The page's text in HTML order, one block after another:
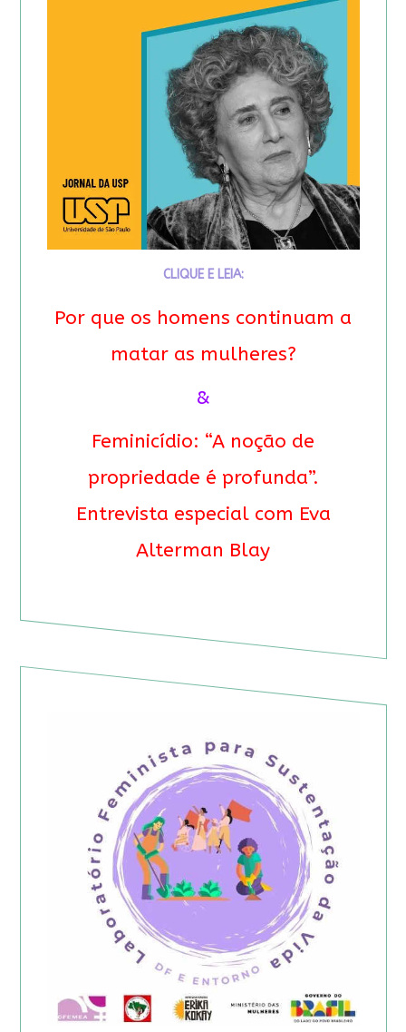
CLIQUE E LEIA:
Por que os homens continuam a
matar as mulheres?
&
Feminicídio: “A noção de
propriedade é profunda”.
Entrevista especial com Eva
Alterman Blay